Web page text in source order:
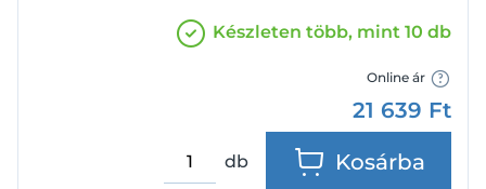
Készleten több, mint 10 db
Online ár
21 639 Ft
db Kosárba